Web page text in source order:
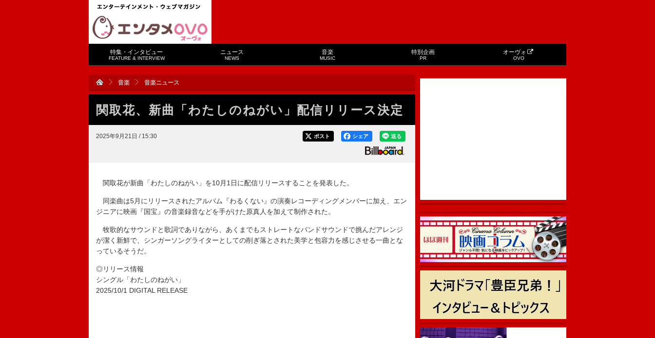
特集・インタビュー
FEATURE & INTERVIEW
ニュース
NEWS
音楽
MUSIC
特別企画
PR
オーヴォ
OVO
音楽 音楽ニュース
関取花、新曲「わたしのねがい」配信リリース決定
2025年9月21日 / 15:30 送る
シェア
ポスト
関取花が新曲「わたしのねがい」を10月1日に配信リリースすることを発表した。
同楽曲は5月にリリースされたアルバム『わるくない』の演奏レコーディングメンバーに加え、エン
ジニアに映画『国宝』の音楽録音などを手がけた原真人を加えて制作された。
牧歌的なサウンドと歌詞でありながら、あくまでもストレートなバンドサウンドで挑んだアレンジ
が潔く新鮮で、シンガーソングライターとしての削ぎ落とされた美学と包容力を感じさせる一曲とな
っているそうだ。
◎リリース情報
シングル「わたしのねがい」
2025/10/1 DIGITAL RELEASE